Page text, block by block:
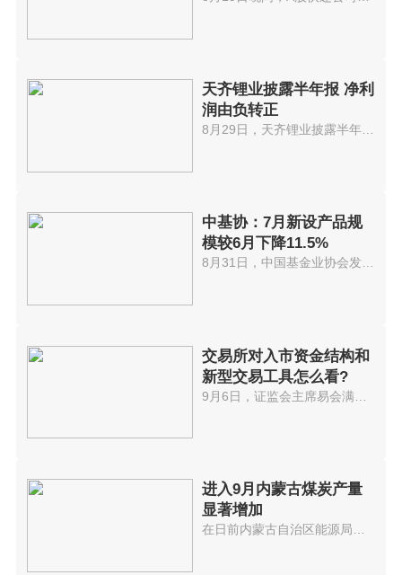
天齐锂业披露半年报 净利
润由负转正
8月29日，天齐锂业披露半年报。...
中基协：7月新设产品规
模较6月下降11.5%
8月31日，中国基金业协会发布了...
交易所对入市资金结构和
新型交易工具怎么看?
进入9月内蒙古煤炭产量
显著增加